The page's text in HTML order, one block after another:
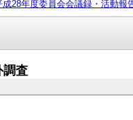
成28年度委員会会議録・活動報
調査